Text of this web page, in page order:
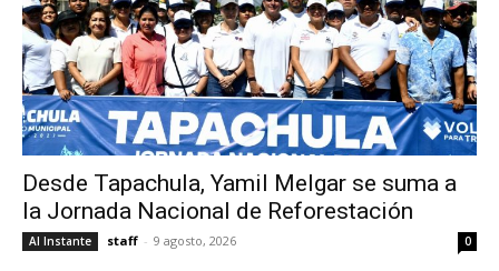
Desde Tapachula, Yamil Melgar se suma a
la Jornada Nacional de Reforestación
Al Instante staff - 9 agosto, 2026 0